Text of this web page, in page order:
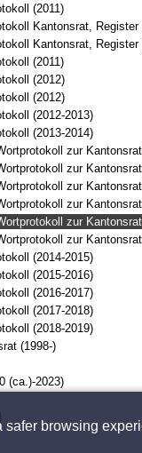
(2011)
Kantonsrat, Register
Kantonsrat, Register
(2011)
(2012)
(2012)
(2012-2013)
(2013-2014)
zur
zur
zur
zur
zur
zur
(2014-2015)
(2015-2016)
(2016-2017)
(2017-2018)
(2018-2019)
(1998-)
(ca.)-2023)
browsing